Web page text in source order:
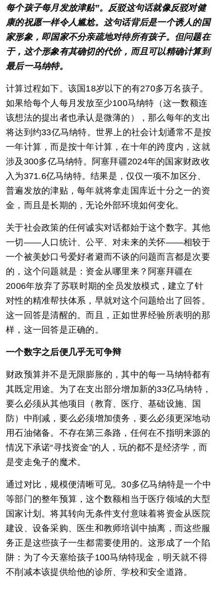
每个孩子每月发放津贴”。反驳这句话就像反驳对健
康的祝愿一样令人尴尬。这句话背后是一个诱人的国
家形象，即国家不分亲疏地对待所有孩子。但问题在
于，这个形象有其确切的代价，而且可以精确计算到
最后一马纳特。
计算过程如下。该国18岁以下的有270多万名孩子。
如果给每个人每月发放至少100马纳特（这一数额连
该想法的提出者也承认是微薄的），那么每年的支出
将达到约33亿马纳特。世界上的社会计划通常不是按
一年计算，而是按十年计算，在十年的跨度内，这就
涉及300多亿马纳特。阿塞拜疆2024年的国家财政收
入为371.6亿马纳特。结果是，仅仅一项不加区分、
普遍发放的津贴，每年就将拿走国库近十分之一的资
金，而且是长期的，无论外部环境如何变化。
关于社会政策的任何诚实对话都始于这个数字。其他
一切——人口统计、公平、对未来的关怀——相较于
一个被美妙口号爱好者避而不谈的问题而言都是次要
的，这个问题就是：资金从哪里来？阿塞拜疆在
2006年放弃了苏联时期的全员发放模式，建立了针
对性的精准帮扶体系，早就对这个问题给出了回答。
这一回答是清醒的。而且，正如世界经验所表明的那
样，这一回答是正确的。
一个数字之后便几乎无可争辩
财政预算并不是无限膨胀的，其中的每一马纳特都有
其既定用途。为了在支出部分增加新的33亿马纳特，
要么必须从其他项目（教育、医疗、基础设施、国
防）中削减，要么必须增加债务，要么必须更深地动
用石油储备。不存在第三条路，任何在不指明来源的
情况下承诺“寻找资金”的人，玩的都不是经济学，而
是变走兔子的魔术。
通过对比，规模便清晰可见。30多亿马纳特是一个中
等部门的整年预算，这个数额相当于医疗领域的大型
国家计划。将其转向无条件支付意味着将资金从医院
建设、设备采购、医生和教师培训中抽离，而这些服
务正是这些孩子一生都需要使用的。这形成了一个陷
阱：为了今天塞给孩子100马纳特现金，明天就不得
不削减本该提供给他的诊所、学校和安全道路。